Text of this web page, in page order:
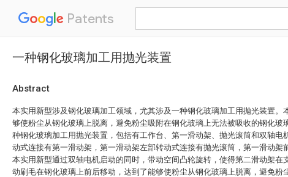
Patents
一种钢化玻璃加工用抛光装置
Abstract
本实用新型涉及钢化玻璃加工领域，尤其涉及一种钢化玻璃加工用抛光装置。
够使粉尘从钢化玻璃上脱离，避免粉尘吸附在钢化玻璃上无法被吸收的钢化玻
种钢化玻璃加工用抛光装置，包括有工作台、第一滑动架、抛光滚筒和双轴电
动式连接有第一滑动架，第一滑动架左部转动式连接有抛光滚筒，第一滑动架
本实用新型通过双轴电机启动的同时，带动空间凸轮旋转，使得第二滑动架在
动刷毛在钢化玻璃上前后移动，达到了能够使粉尘从钢化玻璃上脱离，避免粉